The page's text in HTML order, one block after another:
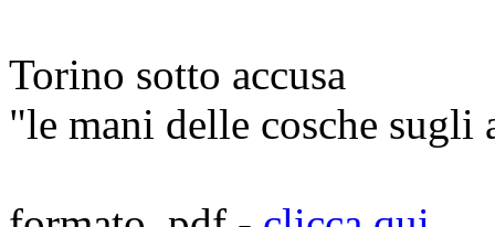
Torino sotto accusa
"le mani delle cosche